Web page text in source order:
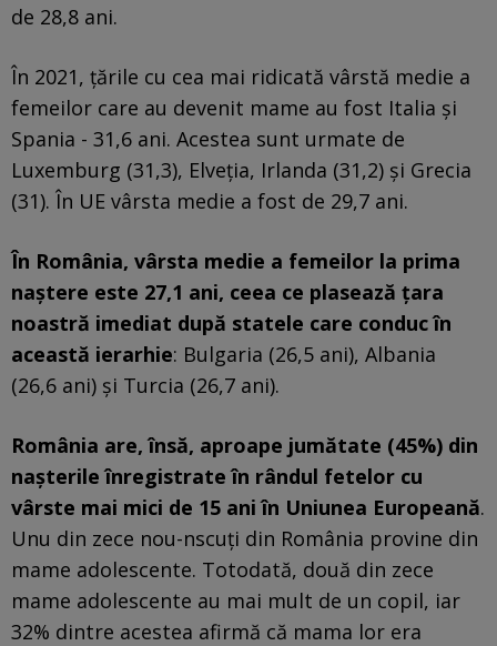
de 28,8 ani.
În 2021, țările cu cea mai ridicată vârstă medie a
femeilor care au devenit mame au fost Italia și
Spania - 31,6 ani. Acestea sunt urmate de
Luxemburg (31,3), Elveția, Irlanda (31,2) și Grecia
(31). În UE vârsta medie a fost de 29,7 ani.
În România, vârsta medie a femeilor la prima
naștere este 27,1 ani, ceea ce plasează țara
noastră imediat după statele care conduc în
această ierarhie: Bulgaria (26,5 ani), Albania
(26,6 ani) și Turcia (26,7 ani).
România are, însă, aproape jumătate (45%) din
nașterile înregistrate în rândul fetelor cu
vârste mai mici de 15 ani în Uniunea Europeană.
Unu din zece nou-nӑscuţi din România provine din
mame adolescente. Totodată, două din zece
mame adolescente au mai mult de un copil, iar
32% dintre acestea afirmă că mama lor era